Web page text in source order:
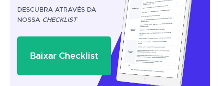
DESCUBRA ATRAVÉS DA
NOSSA CHECKLIST
Baixar Checklist